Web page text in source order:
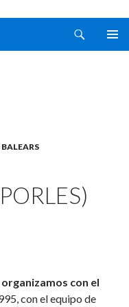
BALEARS
con el
con el equipo de